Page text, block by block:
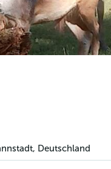
, Deutschland